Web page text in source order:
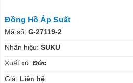
Đồng Hồ Áp Suất
Mã số: G-27119-2
Nhãn hiệu: SUKU
Xuất xứ: Đức
Giá: Liên hệ